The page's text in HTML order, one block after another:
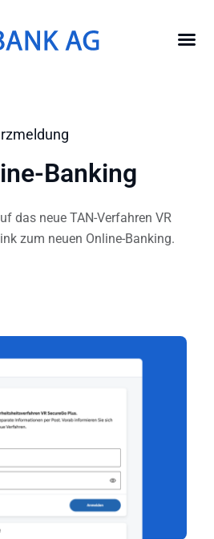
Banking
das neue TAN-Verfahren VR
zum neuen Online-Banking.